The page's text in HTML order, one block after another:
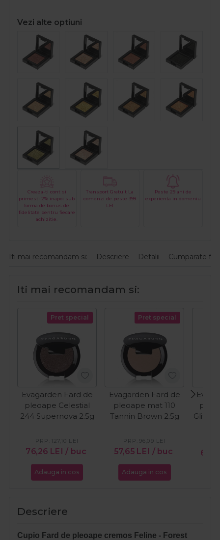
Vezi alte optiuni
Creaza-ti cont si
primesti 2% inapoi sub
forma de bonus de
fidelitate pentru fiecare
achizitie.
Transport Gratuit La
comenzi de peste 399
LEI
Peste 29 ani de
experienta in domeniu
Iti mai recomandam si: Descriere Detalii Cumparate
Iti mai recomandam si:
Pret special
Evagarden Fard de
pleoape Celestial
244 Supernova 2.5g
76,26 LEI / buc
PRP: 127,10 LEI
Adauga in cos
Pret special
Evagarden Fard de
pleoape mat 110
Tannin Brown 2.5g
57,65 LEI / buc
PRP:96,09 LEI
Adauga in cos
Glitter
Descriere
Cupio Fard de pleoape cremos Feline - Forest